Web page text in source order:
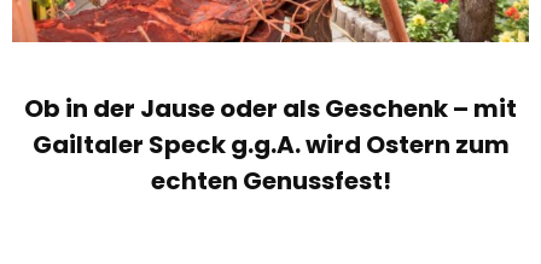
Ob in der Jause oder als Geschenk – mit
Gailtaler Speck g.g.A. wird Ostern zum
echten Genussfest!